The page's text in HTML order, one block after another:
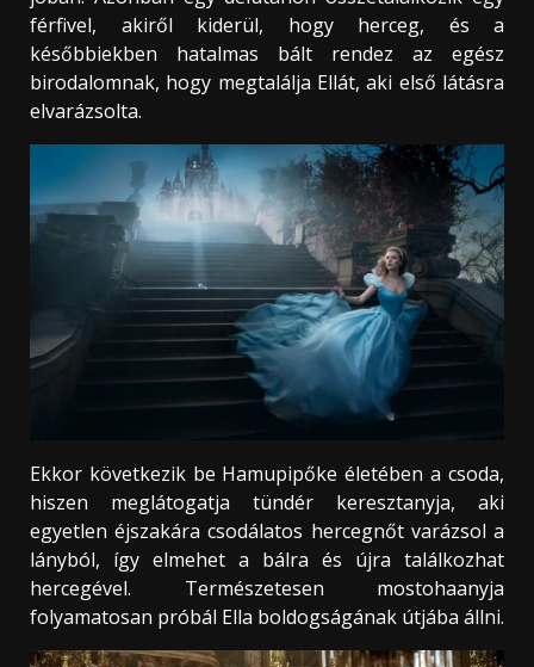
férfivel, akiről kiderül, hogy herceg, és a
későbbiekben hatalmas bált rendez az egész
birodalomnak, hogy megtalálja Ellát, aki első látásra
elvarázsolta.
Ekkor következik be Hamupipőke életében a csoda,
hiszen meglátogatja tündér keresztanyja, aki
egyetlen éjszakára csodálatos hercegnőt varázsol a
lányból, így elmehet a bálra és újra találkozhat
hercegével. Természetesen mostohaanyja
folyamatosan próbál Ella boldogságának útjába állni.